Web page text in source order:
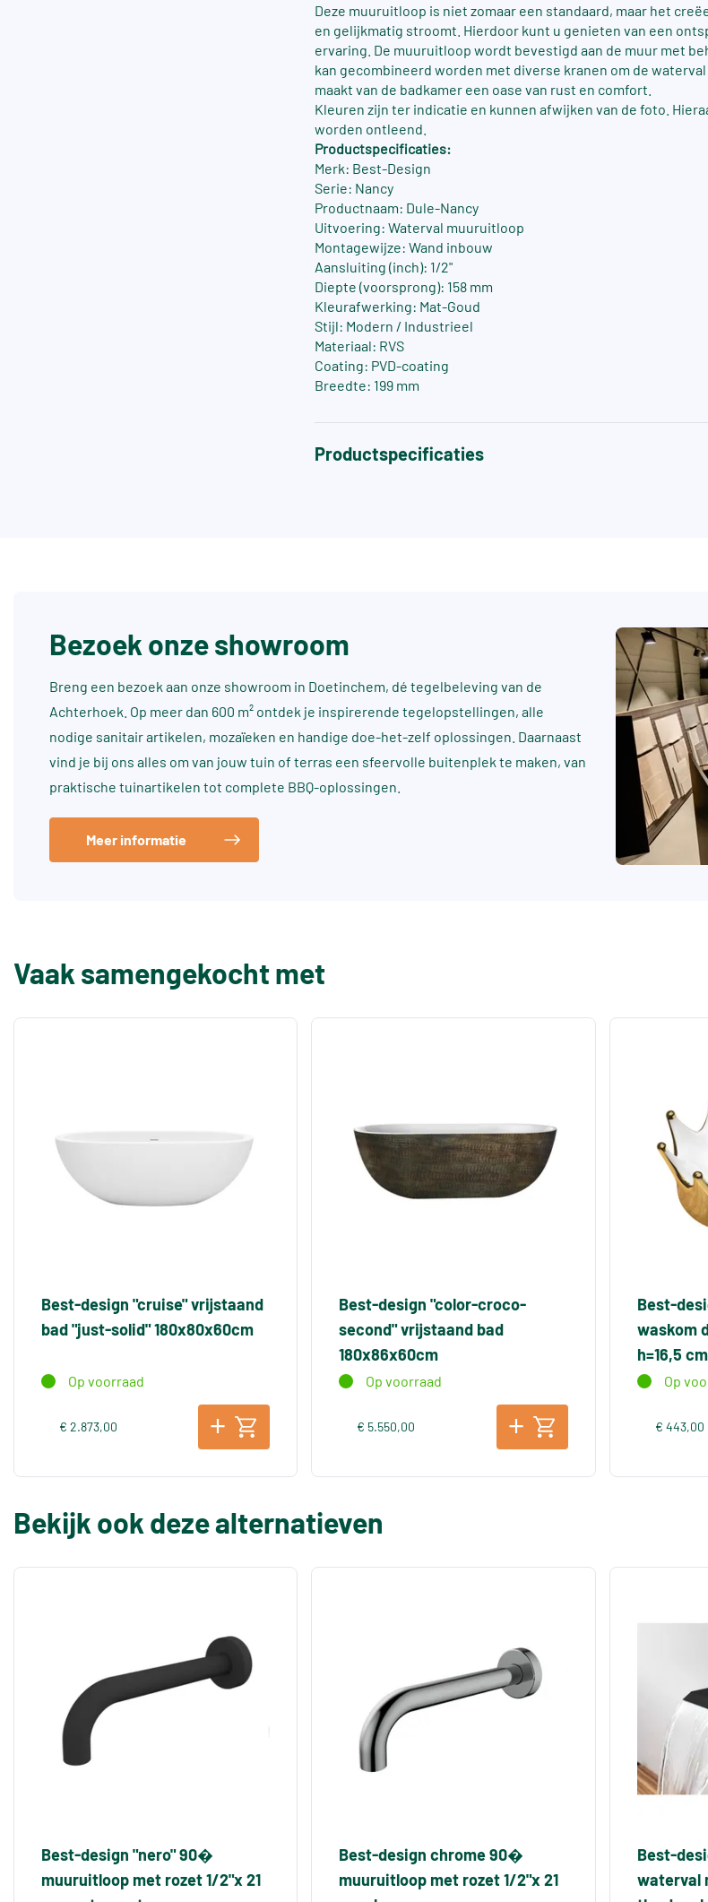
Deze muuruitloop is niet zomaar een standaard, maar het
en gelijkmatig stroomt. Hierdoor kunt u genieten van een
ervaring. De muuruitloop wordt bevestigd aan de muur met
kan gecombineerd worden met diverse kranen om de
maakt van de badkamer een oase van rust en comfort.
Kleuren zijn ter indicatie en kunnen afwijken van de foto.
worden ontleend.
Productspecificaties:
Merk: Best-Design
Serie: Nancy
Productnaam: Dule-Nancy
Uitvoering: Waterval muuruitloop
Montagewijze: Wand inbouw
Aansluiting (inch): 1/2"
Diepte (voorsprong): 158 mm
Kleurafwerking: Mat-Goud
Stijl: Modern / Industrieel
Materiaal: RVS
Coating: PVD-coating
Breedte: 199 mm
Productspecificaties
Bezoek onze showroom
Breng een bezoek aan onze showroom in Doetinchem, dé tegelbeleving van de
Achterhoek. Op meer dan 600 m² ontdek je inspirerende tegelopstellingen, alle
nodige sanitair artikelen, mozaïeken en handige doe-het-zelf oplossingen. Daarnaast
vind je bij ons alles om van jouw tuin of terras een sfeervolle buitenplek te maken, van
praktische tuinartikelen tot complete BBQ-oplossingen.
Meer informatie
Vaak samengekocht met
Best-design "cruise" vrijstaand
bad "just-solid" 180x80x60cm
Op voorraad
€ 2.873,00
Best-design "color-croco-
second" vrijstaand bad
180x86x60cm
Op voorraad
€ 5.550,00
Best-
waskom
h=16,5
Op
€ 443,00
Bekijk ook deze alternatieven
Best-design "nero" 90�
muuruitloop met rozet 1/2"x 21
Best-design chrome 90�
muuruitloop met rozet 1/2"x 21
Best-
waterval